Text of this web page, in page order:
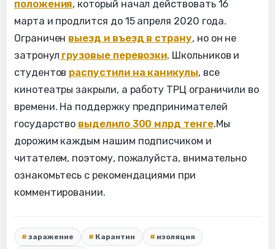
положения, который начал действовать 16
марта и продлится до 15 апреля 2020 года.
Ограничен выезд и въезд в страну, но он не
затронул грузовые перевозки. Школьников и
студентов распустили на каникулы, все
кинотеатры закрыли, а работу ТРЦ ограничили во
времени. На поддержку предпринимателей
государство выделило 300 млрд тенге.Мы
дорожим каждым нашим подписчиком и
читателем, поэтому, пожалуйста, внимательно
ознакомьтесь с рекомендациями при
комментировании.
заражение Карантин изоляция